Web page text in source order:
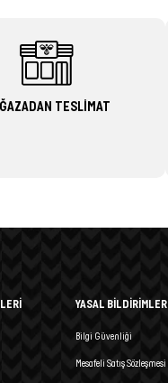
TESLİMAT
YASAL BİLDİRİMLER
Bilgi Güvenliği
Mesafeli Satış Sözleşmesi